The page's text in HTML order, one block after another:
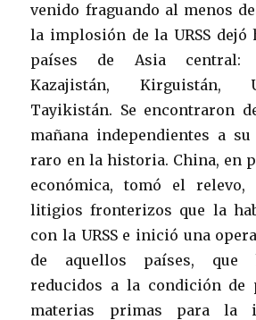
venido fraguando al menos
la implosión de la URSS dejó
países de Asia central:
Kazajistán, Kirguistán,
Tayikistán. Se encontraron
mañana independientes a
raro en la historia. China, en
económica, tomó el relevo,
litigios fronterizos que la
con la URSS e inició una
de aquellos países, que
reducidos a la condición de
materias primas para la